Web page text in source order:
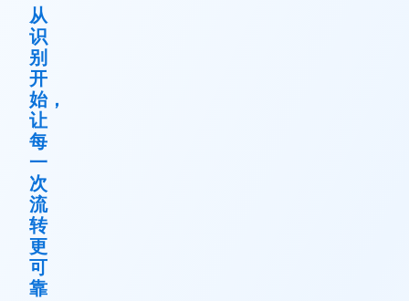
从
识
别
开
始，
让
每
一
次
流
转
更
可
靠